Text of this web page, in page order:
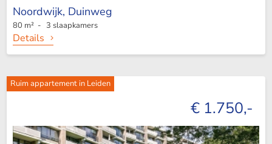
Noordwijk, Duinweg
80 m² - 3 slaapkamers
Details
Ruim appartement in Leiden
€ 1.750,-